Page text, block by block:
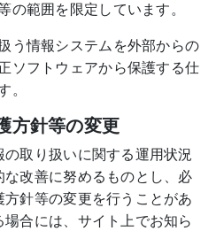
の範囲を限定しています。
う情報システムを外部からの
ソフトウェアから保護する仕
方針等の変更
取り扱いに関する運用状況
改善に努めるものとし、必
針等の変更を行うことがあ
合には、サイト上でお知ら